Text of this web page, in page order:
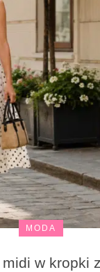
MODA
w kropki